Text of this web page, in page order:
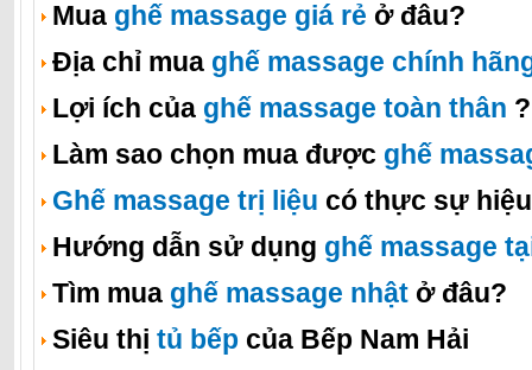
Mua ghế massage giá rẻ ở đâu?
Địa chỉ mua ghế massage chính
Lợi ích của ghế massage toàn thân ?
Làm sao chọn mua được ghế
Ghế massage trị liệu có thực sự
Hướng dẫn sử dụng ghế massage
Tìm mua ghế massage nhật ở đâu?
Siêu thị tủ bếp của Bếp Nam Hải